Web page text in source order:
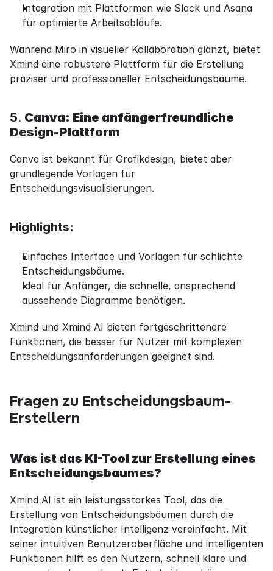
Integration mit Plattformen wie Slack und Asana
für optimierte Arbeitsabläufe.
Während Miro in visueller Kollaboration glänzt, bietet
Xmind eine robustere Plattform für die Erstellung
präziser und professioneller Entscheidungsbäume.
5. Canva: Eine anfängerfreundliche
Design-Plattform
Canva ist bekannt für Grafikdesign, bietet aber
grundlegende Vorlagen für
Entscheidungsvisualisierungen.
Highlights:
Einfaches Interface und Vorlagen für schlichte
Entscheidungsbäume.
Ideal für Anfänger, die schnelle, ansprechend
aussehende Diagramme benötigen.
Xmind und Xmind AI bieten fortgeschrittenere
Funktionen, die besser für Nutzer mit komplexen
Entscheidungsanforderungen geeignet sind.
Fragen zu Entscheidungsbaum-
Erstellern
Was ist das KI-Tool zur Erstellung eines
Entscheidungsbaumes?
Xmind AI ist ein leistungsstarkes Tool, das die
Erstellung von Entscheidungsbäumen durch die
Integration künstlicher Intelligenz vereinfacht. Mit
seiner intuitiven Benutzeroberfläche und intelligenten
Funktionen hilft es den Nutzern, schnell klare und